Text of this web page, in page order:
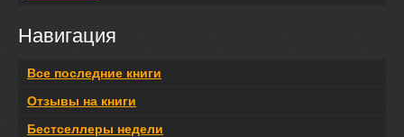
Навигация
Все последние книги
Отзывы на книги
Бестселлеры недели